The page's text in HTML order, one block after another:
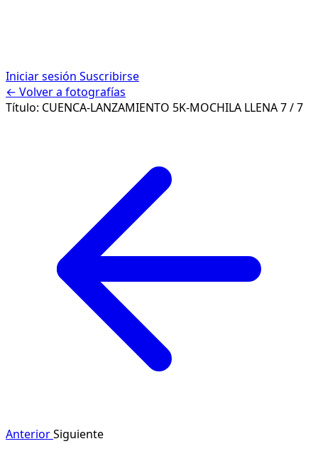
Iniciar sesión Suscribirse
← Volver a fotografías
Título: CUENCA-LANZAMIENTO 5K-MOCHILA LLENA7 / 7
AnteriorSiguiente